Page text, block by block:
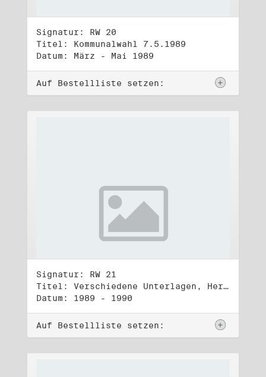
Signatur: RW 20
Titel: Kommunalwahl 7.5.1989
Datum: März - Mai 1989
Auf Bestellliste setzen:
Signatur: RW 21
Titel: Verschiedene Unterlagen, Herbst 1989 bis Herbst 1990
Datum: 1989 - 1990
Auf Bestellliste setzen: